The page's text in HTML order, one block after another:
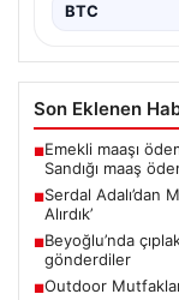
BTC
Son Eklenen
■Emekli maaşı
Sandığı maaş
■Serdal Adalı’dan
Alırdık’
■Beyoğlu’nda
gönderdiler
■Outdoor